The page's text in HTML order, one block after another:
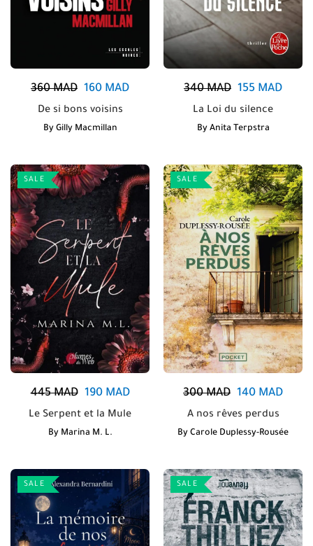
360MAD 160 MAD
De si bons voisins
By Gilly Macmillan
340MAD 155 MAD
La Loi du silence
By Anita Terpstra
SALE
445MAD 190MAD
Le Serpent et la Mule
By Marina M. L.
SALE
300MAD 140 MAD
A nos rêves perdus
By Carole Duplessy-Rousée
SALE SALE